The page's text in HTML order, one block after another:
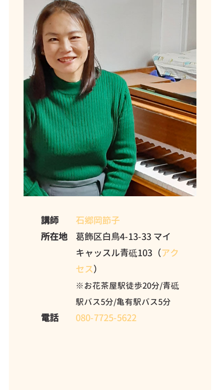
講師
石郷岡節子
所在地
葛飾区白鳥4-13-33 マイ
キャッスル青砥103（アク
セス）
※お花茶屋駅徒歩20分/青砥
駅バス5分/亀有駅バス5分
電話 080-7725-5622